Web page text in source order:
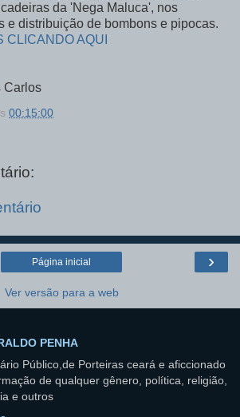
da 'Nega Maluca', nos
e distribuição de bombons e pipocas.
CLICANDO AQUI
Carlos
00:15:00
›
Página inicial
Ver versão para a web
PENHA
Público,de Porteiras ceará e aficcionado
de qualquer gênero, política, religião,
e outros